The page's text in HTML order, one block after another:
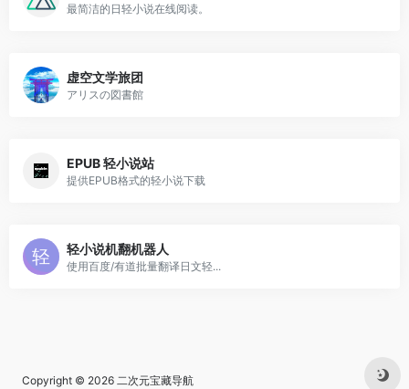
最简洁的日轻小说在线阅读。
虚空文学旅团
アリスの図書館
EPUB 轻小说站
提供EPUB格式的轻小说下载
轻小说机翻机器人
使用百度/有道批量翻译日文轻...
Copyright © 2026 二次元宝藏导航